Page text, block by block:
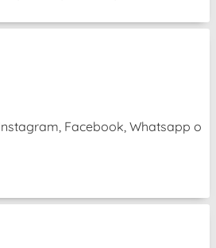
Facebook, Whatsapp o